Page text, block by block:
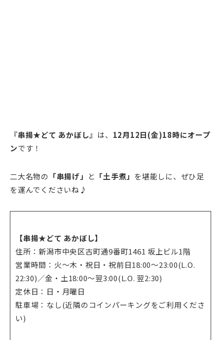
『串揚★どて あかぼし』 は、 12月12日(金)18時にオープ
ンです！
二大名物の 「串揚げ」 と 「土手煮」 を堪能しに、ぜひ足
を運んでくださいね♪
【串揚★どて あかぼし】
住所：新潟市中央区古町通9番町1461 坂上ビル1階
営業時間：火～木・祝日・祝前日18:00～23:00(L.O.
22:30)／金・土18:00～翌3:00(L.O. 翌2:30)
定休日：日・月曜日
駐車場：なし(近隣のコインパーキングをご利用くださ
い)